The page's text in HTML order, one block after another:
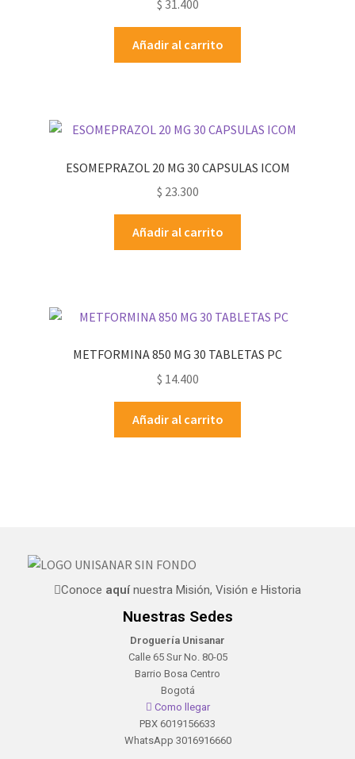
$ 31.400
Añadir al carrito
ESOMEPRAZOL 20 MG 30 CAPSULAS ICOM
$ 23.300
Añadir al carrito
METFORMINA 850 MG 30 TABLETAS PC
$ 14.400
Añadir al carrito
Conoce aquínuestra Misión, Visión e Historia
Nuestras Sedes
Droguería Unisanar
Calle 65 Sur No. 80-05
Barrio Bosa Centro
Bogotá
Como llegar
PBX 6019156633
WhatsApp 3016916660